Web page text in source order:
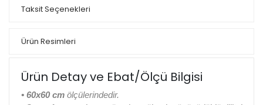
Taksit Seçenekleri
Ürün Resimleri
Ürün Detay ve Ebat/Ölçü Bilgisi
• 60x60 cm ölçülerindedir.